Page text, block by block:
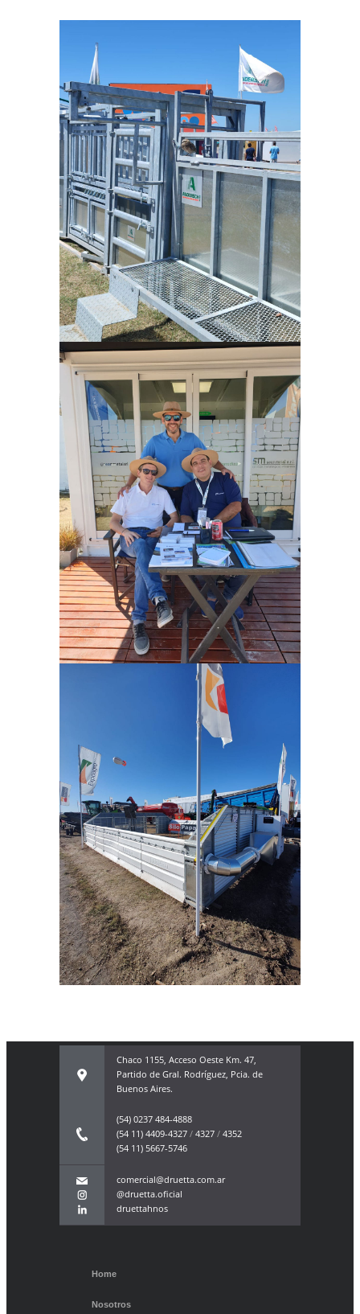
Chaco 1155, Acceso Oeste Km. 47,
Partido de Gral. Rodríguez, Pcia. de
Buenos Aires.
(54) 0237 484-4888
(54 11) 4409-4327 / 4327 / 4352
(54 11) 5667-5746
comercial@druetta.com.ar
@druetta.oficial
druettahnos
Home
Nosotros